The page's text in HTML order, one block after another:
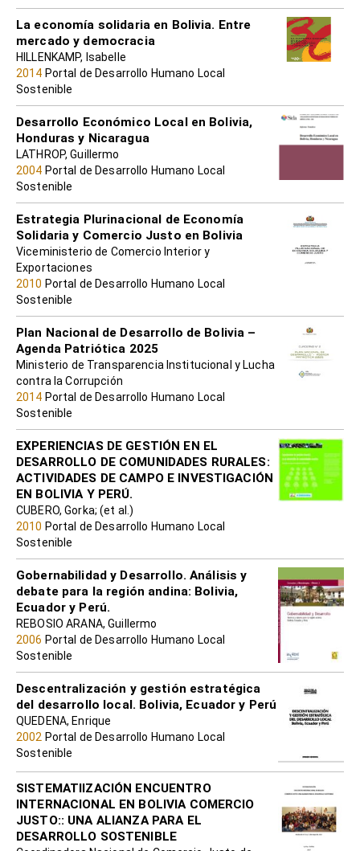
La economía solidaria en Bolivia. Entre
mercado y democracia
HILLENKAMP, Isabelle
2014 Portal de Desarrollo Humano Local
Sostenible
Desarrollo Económico Local en Bolivia,
Honduras y Nicaragua
LATHROP, Guillermo
2004 Portal de Desarrollo Humano Local
Sostenible
Estrategia Plurinacional de Economía
Solidaria y Comercio Justo en Bolivia
Viceministerio de Comercio Interior y
Exportaciones
2010 Portal de Desarrollo Humano Local
Sostenible
Plan Nacional de Desarrollo de Bolivia –
Agenda Patriótica 2025
Ministerio de Transparencia Institucional y Lucha
contra la Corrupción
2014 Portal de Desarrollo Humano Local
Sostenible
EXPERIENCIAS DE GESTIÓN EN EL
DESARROLLO DE COMUNIDADES RURALES:
ACTIVIDADES DE CAMPO E INVESTIGACIÓN
EN BOLIVIA Y PERÚ.
CUBERO, Gorka; (et al.)
2010 Portal de Desarrollo Humano Local
Sostenible
Gobernabilidad y Desarrollo. Análisis y
debate para la región andina: Bolivia,
Ecuador y Perú.
REBOSIO ARANA, Guillermo
2006 Portal de Desarrollo Humano Local
Sostenible
Descentralización y gestión estratégica
del desarrollo local. Bolivia, Ecuador y Perú
QUEDENA, Enrique
2002 Portal de Desarrollo Humano Local
Sostenible
SISTEMATIIZACIÓN ENCUENTRO
INTERNACIONAL EN BOLIVIA COMERCIO
JUSTO:: UNA ALIANZA PARA EL
DESARROLLO SOSTENIBLE